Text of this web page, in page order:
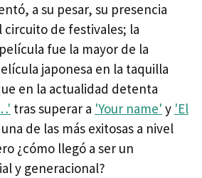
a su pesar, su presencia
de festivales; la
fue la mayor de la
japonesa en la taquilla
en la actualidad detenta
tras superar a 'Your name' y 'El
de las más exitosas a nivel
¿cómo llegó a ser un
y generacional?